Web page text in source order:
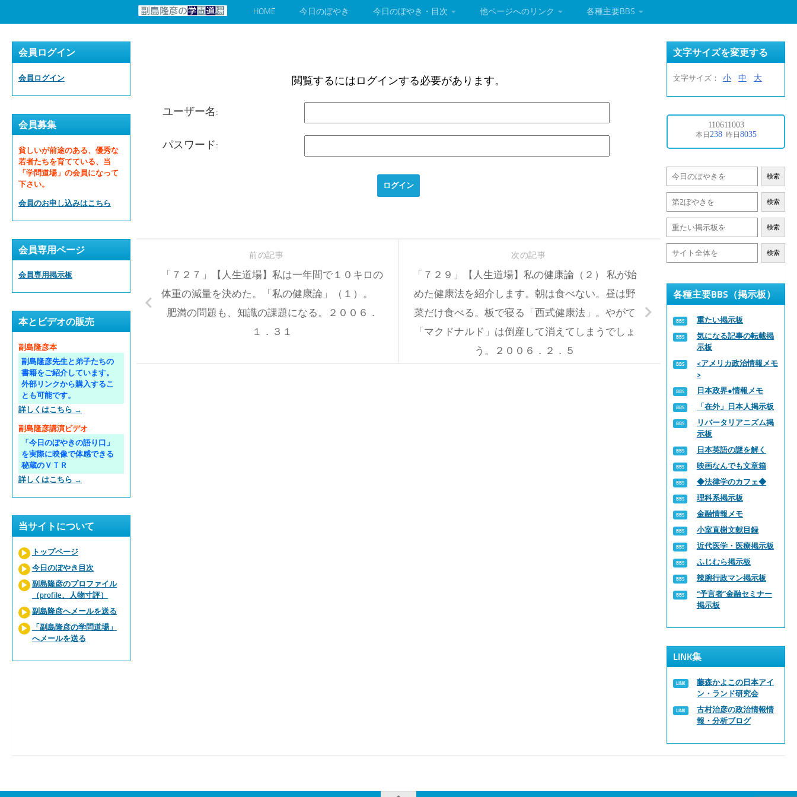
HOME 今日のぼやき 今日のぼやき・目次 他ページへのリンク 各種主要BBS
閲覧するにはログインする必要があります。
ユーザー名:
パスワード:
次の記事
「７２９」【人生道場】私の健康論（２） 私が始
めた健康法を紹介します。朝は食べない。昼は野
菜だけ食べる。板で寝る「西式健康法」。やがて
「マクドナルド」は倒産して消えてしまうでしょ
う。２００６．２．５
前の記事
「７２７」【人生道場】私は一年間で１０キロの
体重の減量を決めた。「私の健康論」（１）。
肥満の問題も、知識の課題になる。２００６．
１．３１
会員ログイン
会員ログイン
会員募集
貧しいが前途のある、優秀な
若者たちを育てている、当
「学問道場」の会員になって
下さい。
会員のお申し込みはこちら
会員専用ページ
会員専用掲示板
本とビデオの販売
副島隆彦本
副島隆彦先生と弟子たちの
書籍をご紹介しています。
外部リンクから購入するこ
とも可能です。
詳しくはこちら →
副島隆彦講演ビデオ
「今日のぼやきの語り口」
を実際に映像で体感できる
秘蔵のＶＴＲ
詳しくはこちら →
当サイトについて
トップページ
今日のぼやき目次
副島隆彦のプロファイル
（profile、人物寸評）
副島隆彦へメールを送る
「副島隆彦の学問道場」
へメールを送る
文字サイズを変更する
文字サイズ： 小 中 大
検索
検索
検索
検索
各種主要BBS（掲示板）
重たい掲示板
気になる記事の転載掲
示板
<アメリカ政治情報メモ
>
日本政界●情報メモ
「在外」日本人掲示板
リバータリアニズム掲
示板
日本英語の謎を解く
映画なんでも文章箱
◆法律学のカフェ◆
理科系掲示板
金融情報メモ
小室直樹文献目録
近代医学・医療掲示板
ふじむら掲示板
辣腕行政マン掲示板
“予言者”金融セミナー
掲示板
LINK集
藤森かよこの日本アイ
ン・ランド研究会
古村治彦の政治情報情
報・分析ブログ